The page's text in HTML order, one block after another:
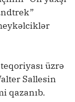
üzrə
Sallesin
qazanıb.